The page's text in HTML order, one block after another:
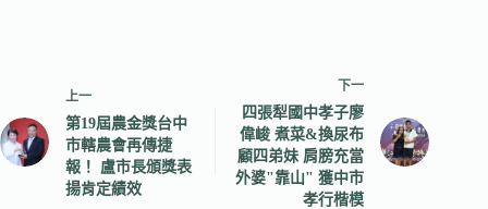
上一
第19屆農金獎台中
市轄農會再傳捷
報！ 盧市長頒獎表
揚肯定績效
下一
四張犁國中孝子廖
偉峻 煮菜&換尿布
顧四弟妹 肩膀充當
外婆"靠山" 獲中市
孝行楷模